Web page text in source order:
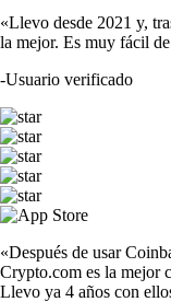
«Llevo desde 2021 y,
la mejor. Es muy fácil
-Usuario verificado
«Después de usar
Crypto.com es la mejor
Llevo ya 4 años con